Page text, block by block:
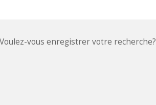
Voulez-vous enregistrer votre recherche?